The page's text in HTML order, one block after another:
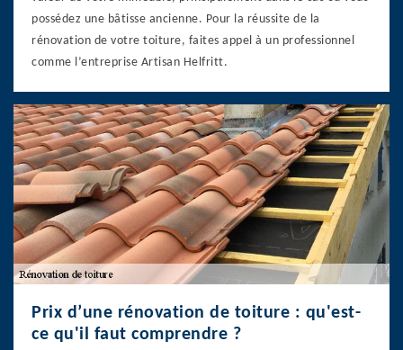
possédez une bâtisse ancienne. Pour la réussite de la
rénovation de votre toiture, faites appel à un professionnel
comme l’entreprise Artisan Helfritt.
Prix d’une rénovation de toiture : qu'est-
ce qu'il faut comprendre ?